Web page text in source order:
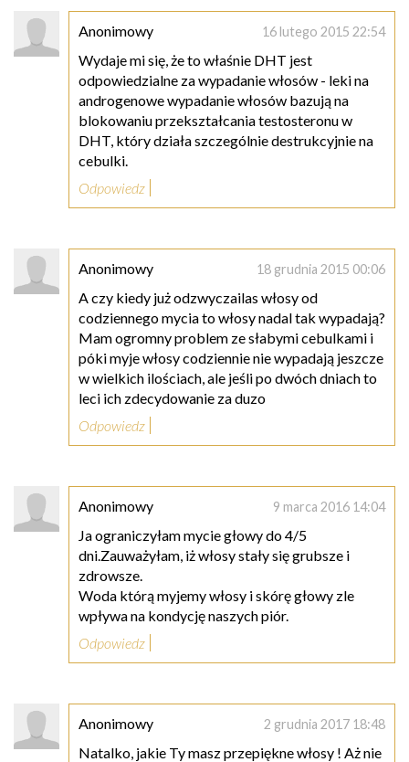
Anonimowy 16 lutego 2015 22:54
Wydaje mi się, że to właśnie DHT jest
odpowiedzialne za wypadanie włosów - leki na
androgenowe wypadanie włosów bazują na
blokowaniu przekształcania testosteronu w
DHT, który działa szczególnie destrukcyjnie na
cebulki.
Odpowiedz
Anonimowy 18 grudnia 2015 00:06
A czy kiedy już odzwyczailas włosy od
codziennego mycia to włosy nadal tak wypadają?
Mam ogromny problem ze słabymi cebulkami i
póki myje włosy codziennie nie wypadają jeszcze
w wielkich ilościach, ale jeśli po dwóch dniach to
leci ich zdecydowanie za duzo
Odpowiedz
Anonimowy 9 marca 2016 14:04
Ja ograniczyłam mycie głowy do 4/5
dni.Zauważyłam, iż włosy stały się grubsze i
zdrowsze.
Woda którą myjemy włosy i skórę głowy zle
wpływa na kondycję naszych piór.
Odpowiedz
Anonimowy 2 grudnia 2017 18:48
Natalko, jakie Ty masz przepiękne włosy ! Aż nie